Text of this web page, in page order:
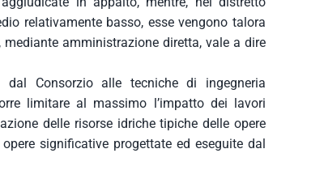
relativamente basso, esse vengono talora
amministrazione diretta, vale a dire
dal Consorzio alle tecniche di ingegneria
limitare al massimo l’impatto dei lavori
delle risorse idriche tipiche delle opere
significative progettate ed eseguite dal